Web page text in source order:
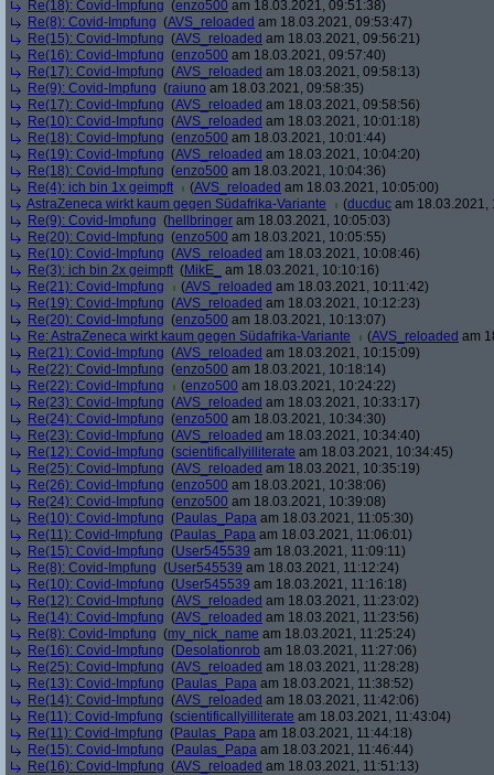
Re(18): Covid-Impfung (enzo500 am 18.03.2021, 09:51:38)
Re(8): Covid-Impfung (AVS_reloaded am 18.03.2021, 09:53:47)
Re(15): Covid-Impfung (AVS_reloaded am 18.03.2021, 09:56:21)
Re(16): Covid-Impfung (enzo500 am 18.03.2021, 09:57:40)
Re(17): Covid-Impfung (AVS_reloaded am 18.03.2021, 09:58:13)
Re(9): Covid-Impfung (raiuno am 18.03.2021, 09:58:35)
Re(17): Covid-Impfung (AVS_reloaded am 18.03.2021, 09:58:56)
Re(10): Covid-Impfung (AVS_reloaded am 18.03.2021, 10:01:18)
Re(18): Covid-Impfung (enzo500 am 18.03.2021, 10:01:44)
Re(19): Covid-Impfung (AVS_reloaded am 18.03.2021, 10:04:20)
Re(18): Covid-Impfung (enzo500 am 18.03.2021, 10:04:36)
Re(4): ich bin 1x geimpft
(AVS_reloaded am 18.03.2021, 10:05:00)
AstraZeneca wirkt kaum gegen Südafrika-Variante
(ducduc am 18.03.2021,
Re(9): Covid-Impfung (hellbringer am 18.03.2021, 10:05:03)
Re(20): Covid-Impfung (enzo500 am 18.03.2021, 10:05:55)
Re(10): Covid-Impfung (AVS_reloaded am 18.03.2021, 10:08:46)
Re(3): ich bin 2x geimpft (MikE_
am 18.03.2021, 10:10:16)
Re(21): Covid-Impfung
(AVS_reloaded am 18.03.2021, 10:11:42)
Re(19): Covid-Impfung (AVS_reloaded am 18.03.2021, 10:12:23)
Re(20): Covid-Impfung (enzo500 am 18.03.2021, 10:13:07)
Re: AstraZeneca wirkt kaum gegen Südafrika-Variante
(AVS_reloaded am
Re(21): Covid-Impfung (AVS_reloaded am 18.03.2021, 10:15:09)
Re(22): Covid-Impfung (enzo500 am 18.03.2021, 10:18:14)
Re(22): Covid-Impfung
(enzo500 am 18.03.2021, 10:24:22)
Re(23): Covid-Impfung (AVS_reloaded am 18.03.2021, 10:33:17)
Re(24): Covid-Impfung (enzo500 am 18.03.2021, 10:34:30)
Re(23): Covid-Impfung (AVS_reloaded am 18.03.2021, 10:34:40)
Re(12): Covid-Impfung (scientificallyilliterate am 18.03.2021, 10:34:45)
Re(25): Covid-Impfung (AVS_reloaded am 18.03.2021, 10:35:19)
Re(26): Covid-Impfung (enzo500 am 18.03.2021, 10:38:06)
Re(24): Covid-Impfung (enzo500 am 18.03.2021, 10:39:08)
Re(10): Covid-Impfung (Paulas_Papa am 18.03.2021, 11:05:30)
Re(11): Covid-Impfung (Paulas_Papa am 18.03.2021, 11:06:01)
Re(15): Covid-Impfung (User545539 am 18.03.2021, 11:09:11)
Re(8): Covid-Impfung (User545539 am 18.03.2021, 11:12:24)
Re(10): Covid-Impfung (User545539 am 18.03.2021, 11:16:18)
Re(12): Covid-Impfung (AVS_reloaded am 18.03.2021, 11:23:02)
Re(14): Covid-Impfung (AVS_reloaded am 18.03.2021, 11:23:56)
Re(8): Covid-Impfung (my_nick_name am 18.03.2021, 11:25:24)
Re(16): Covid-Impfung (Desolationrob am 18.03.2021, 11:27:06)
Re(25): Covid-Impfung (AVS_reloaded am 18.03.2021, 11:28:28)
Re(13): Covid-Impfung (Paulas_Papa am 18.03.2021, 11:38:52)
Re(14): Covid-Impfung (AVS_reloaded am 18.03.2021, 11:42:06)
Re(11): Covid-Impfung (scientificallyilliterate am 18.03.2021, 11:43:04)
Re(11): Covid-Impfung (Paulas_Papa am 18.03.2021, 11:44:18)
Re(15): Covid-Impfung (Paulas_Papa am 18.03.2021, 11:46:44)
Re(16): Covid-Impfung (AVS_reloaded am 18.03.2021, 11:51:13)